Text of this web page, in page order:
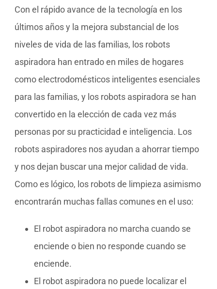
Con el rápido avance de la tecnología en los
últimos años y la mejora substancial de los
niveles de vida de las familias, los robots
aspiradora han entrado en miles de hogares
como electrodomésticos inteligentes esenciales
para las familias, y los robots aspiradora se han
convertido en la elección de cada vez más
personas por su practicidad e inteligencia. Los
robots aspiradores nos ayudan a ahorrar tiempo
y nos dejan buscar una mejor calidad de vida.
Como es lógico, los robots de limpieza asimismo
encontrarán muchas fallas comunes en el uso:
El robot aspiradora no marcha cuando se
enciende o bien no responde cuando se
enciende.
El robot aspiradora no puede localizar el